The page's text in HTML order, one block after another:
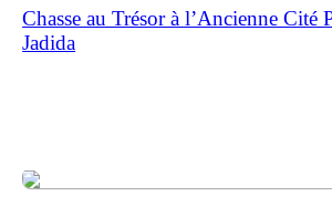
Chasse au Trésor à l’Ancienne Cité
Jadida